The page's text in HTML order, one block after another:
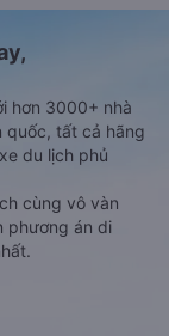
hơn 3000+ nhà
tất cả hãng
du lịch phủ
cùng vô vàn
phương án di